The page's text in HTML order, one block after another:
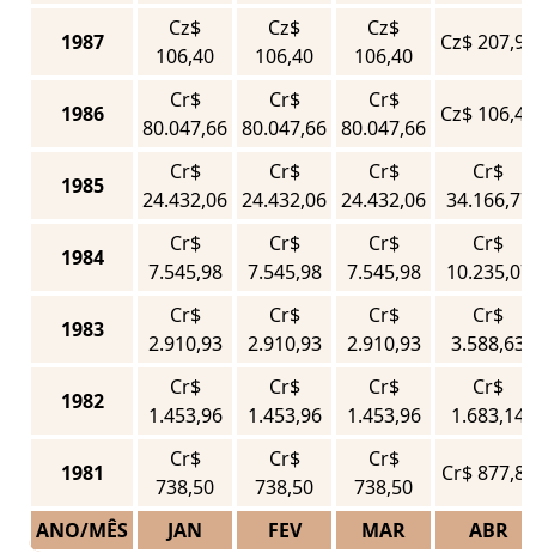
1987
Cz$
106,40
Cz$
106,40
Cz$
106,40
Cz$ 207,97
1986
Cr$
80.047,66
Cr$
80.047,66
Cr$
80.047,66
Cz$ 106,40
1985
Cr$
24.432,06
Cr$
24.432,06
Cr$
24.432,06
Cr$
34.166,77
1984
Cr$
7.545,98
Cr$
7.545,98
Cr$
7.545,98
Cr$
10.235,07
1983
Cr$
2.910,93
Cr$
2.910,93
Cr$
2.910,93
Cr$
3.588,63
1982
Cr$
1.453,96
Cr$
1.453,96
Cr$
1.453,96
Cr$
1.683,14
1981
Cr$
738,50
Cr$
738,50
Cr$
738,50
Cr$ 877,86
ANO/MÊS JAN FEV MAR ABR